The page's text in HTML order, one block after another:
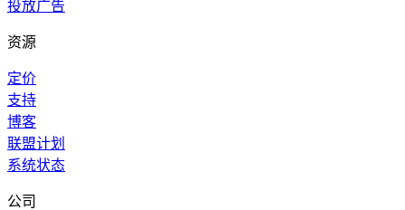
投放广告
资源
定价
支持
博客
联盟计划
系统状态
公司